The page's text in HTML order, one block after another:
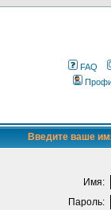
FAQ
Введите ваше
Имя:
Пароль: